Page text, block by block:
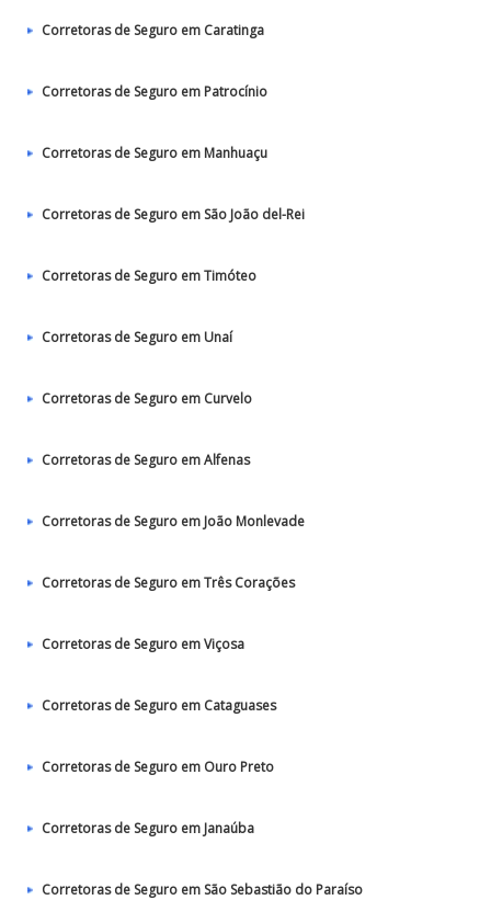
Corretoras de Seguro em Caratinga
Corretoras de Seguro em Patrocínio
Corretoras de Seguro em Manhuaçu
Corretoras de Seguro em São João del-Rei
Corretoras de Seguro em Timóteo
Corretoras de Seguro em Unaí
Corretoras de Seguro em Curvelo
Corretoras de Seguro em Alfenas
Corretoras de Seguro em João Monlevade
Corretoras de Seguro em Três Corações
Corretoras de Seguro em Viçosa
Corretoras de Seguro em Cataguases
Corretoras de Seguro em Ouro Preto
Corretoras de Seguro em Janaúba
Corretoras de Seguro em São Sebastião do Paraíso